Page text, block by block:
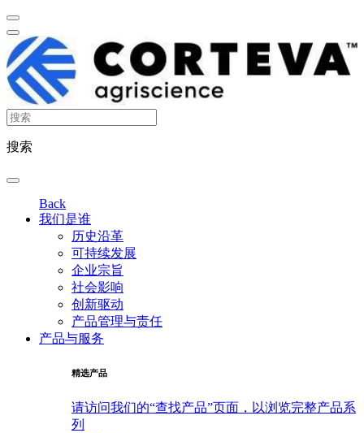
搜索
Back
我们是谁
历史沿革
可持续发展
企业宗旨
社会影响
创新驱动
产品管理与责任
产品与服务
精选产品
请访问我们的“查找产品”页面，以浏览完整产品系
列